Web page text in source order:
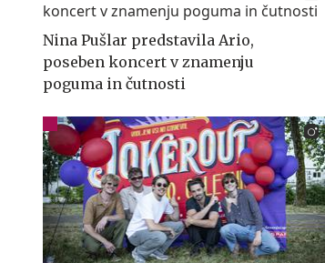
Nina Pušlar predstavila Ario,
poseben koncert v znamenju
poguma in čutnosti